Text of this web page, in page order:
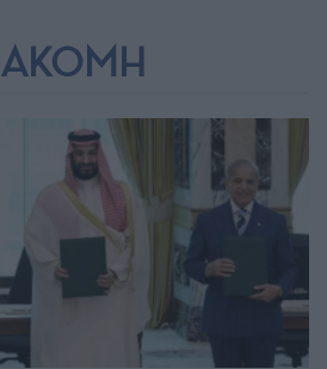
ΑΚΟΜΗ